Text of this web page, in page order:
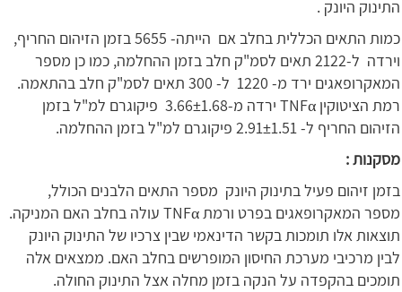
התינוק היונק .
כמות התאים הכללית בחלב אם הייתה- 5655 בזמן הזיהום החריף,
וירדה ל-2122 תאים לסמ"ק חלב בזמן ההחלמה, כמו כן מספר
המאקרופאגים ירד מ- 1220 ל- 300 תאים לסמ"ק חלב בהתאמה.
רמת הציטוקין TNFα ירדה מ-3.66±1.68 פיקוגרם למ"ל בזמן
הזיהום החריף ל- 2.91±1.51 פיקוגרם למ"ל בזמן ההחלמה.
מסקנות :
בזמן זיהום פעיל בתינוק היונק מספר התאים הלבנים הכולל,
מספר המאקרופאגים בפרט ורמת TNFα עולה בחלב האם המניקה.
תוצאות אלו תומכות בקשר הדינאמי שבין צרכיו של התינוק היונק
לבין מרכיבי מערכת החיסון המופרשים בחלב האם. ממצאים אלה
תומכים בהקפדה על הנקה בזמן מחלה אצל התינוק החולה.